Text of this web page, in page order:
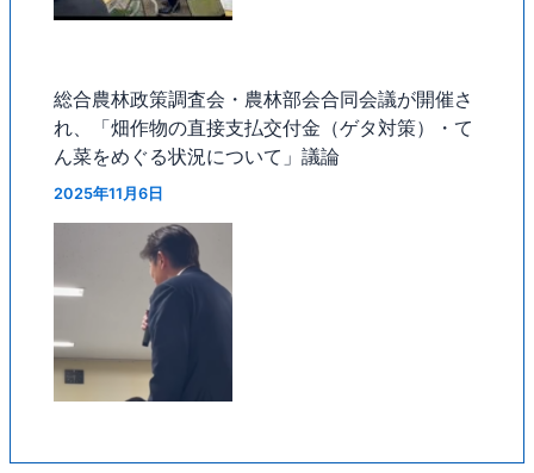
総合農林政策調査会・農林部会合同会議が開催さ
れ、「畑作物の直接支払交付金（ゲタ対策）・て
ん菜をめぐる状況について」議論
2025年11月6日